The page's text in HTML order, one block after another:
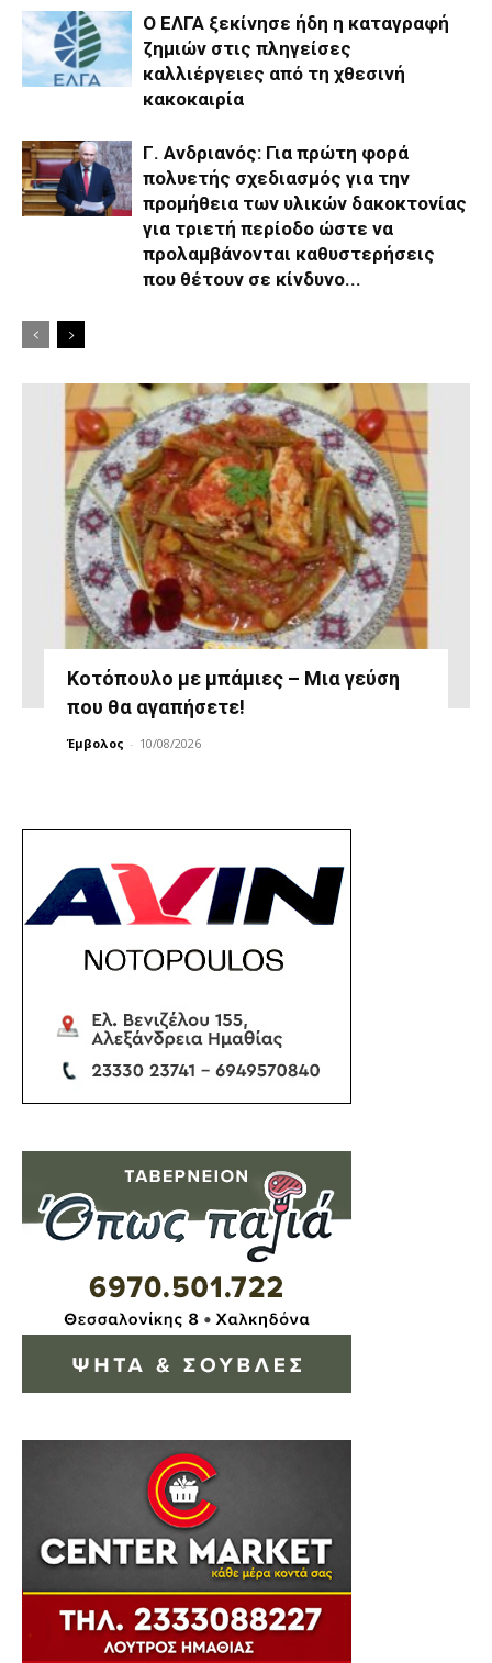
Ο ΕΛΓΑ ξεκίνησε ήδη η καταγραφή
ζημιών στις πληγείσες
καλλιέργειες από τη χθεσινή
κακοκαιρία
Γ. Ανδριανός: Για πρώτη φορά
πολυετής σχεδιασμός για την
προμήθεια των υλικών δακοκτονίας
για τριετή περίοδο ώστε να
προλαμβάνονται καθυστερήσεις
που θέτουν σε κίνδυνο...
Κοτόπουλο με μπάμιες – Μια γεύση
που θα αγαπήσετε!
Έμβολος - 10/08/2026